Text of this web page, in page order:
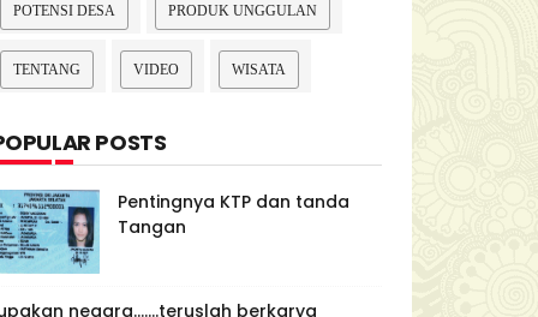
POTENSI DESA PRODUK UNGGULAN
TENTANG VIDEO WISATA
POSTS
Pentingnya KTP dan tanda
Tangan
negara.......teruslah berkarya